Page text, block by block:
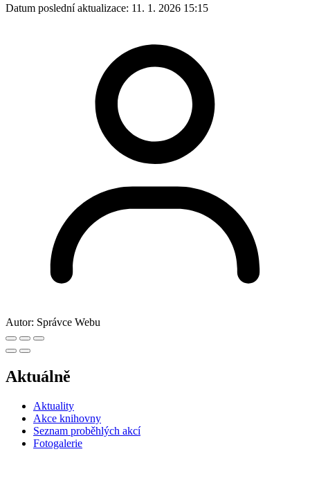
Datum poslední aktualizace: 11. 1. 2026 15:15
Autor: Správce Webu
Aktuálně
Aktuality
Akce knihovny
Seznam proběhlých akcí
Fotogalerie